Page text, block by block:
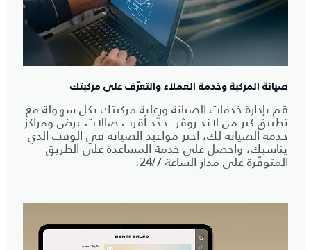
صيانة المركبة وخدمة العملاء والتعرّف على مركبتك
قم بإدارة خدمات الصيانة ورعاية مركبتك بكل سهولة مع
تطبيق كير من لاند روڤر. حدّد أقرب صالات عرض ومراكز
خدمة الصيانة لك، اختر مواعيد الصيانة في الوقت الذي
يناسبك، واحصل على خدمة المساعدة على الطريق
المتوفّرة على مدار الساعة 24/7.